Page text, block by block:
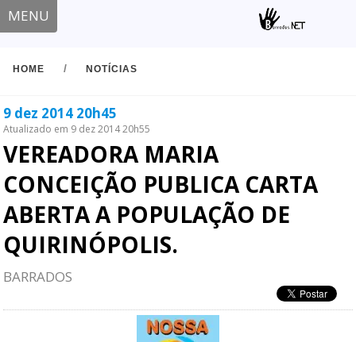
MENU
HOME / NOTÍCIAS
9 dez 2014 20h45
Atualizado em 9 dez 2014 20h55
VEREADORA MARIA
CONCEIÇÃO PUBLICA CARTA
ABERTA A POPULAÇÃO DE
QUIRINÓPOLIS.
BARRADOS